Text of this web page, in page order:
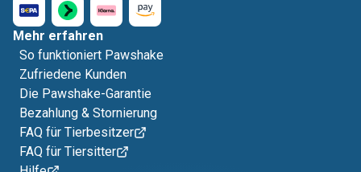
Mehr erfahren
So funktioniert Pawshake
Zufriedene Kunden
Die Pawshake-Garantie
Bezahlung & Stornierung
FAQ für Tierbesitzer
FAQ für Tiersitter